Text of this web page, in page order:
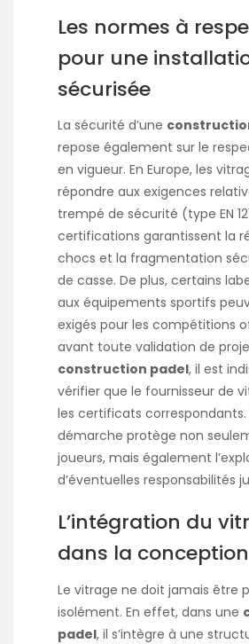
Les normes à
pour une
sécurisée
La sécurité d’une
repose également sur le
en vigueur. En Europe, les
répondre aux exigences
trempé de sécurité (type EN
certifications garantissent la
chocs et la fragmentation
de casse. De plus, certains
aux équipements sportifs
exigés pour les compétitions
avant toute validation de
construction padel, il est
vérifier que le fournisseur de
les certificats
démarche protège non
joueurs, mais également
d’éventuelles responsabilités
L’intégration du
dans la
Le vitrage ne doit jamais être
isolément. En effet, dans une
padel, il s’intègre à une